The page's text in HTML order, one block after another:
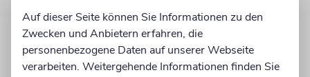
Für seinen Ausnahmejob als Kriegspräsident
hat Selenskyj international viel Lob erhalten,
denn er ist keiner, der klein beigibt. Ob er den
Verlauf der Geschichte ändern werde, lautet
Auf dieser Seite können Sie Informationen zu den
Zwecken und Anbietern erfahren, die
personenbezogene Daten auf unserer Webseite
verarbeiten. Weitergehende Informationen finden Sie